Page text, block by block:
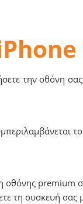
την οθόνη
οθόνης
τη συσκευή σας